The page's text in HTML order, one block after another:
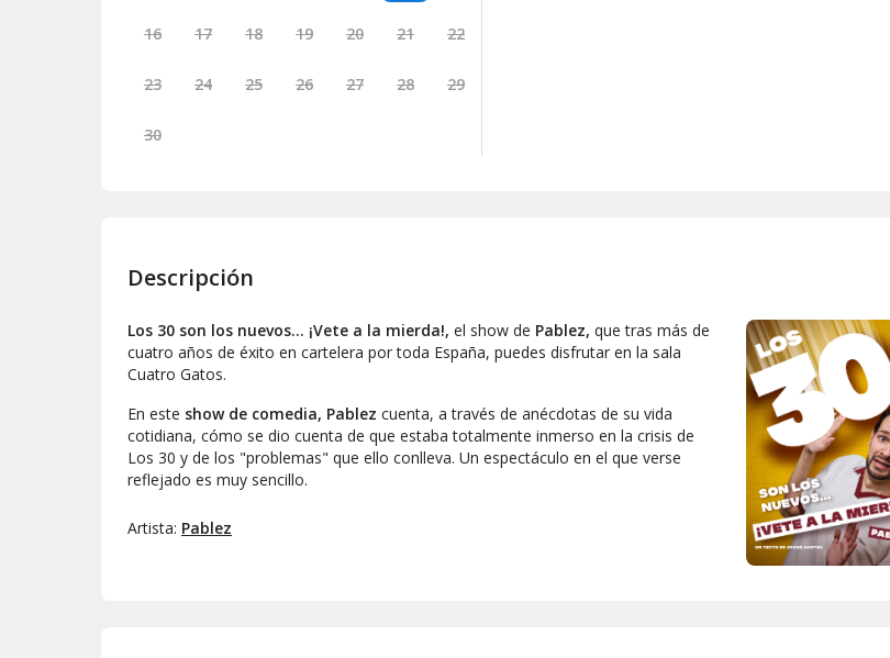
16 17 18 19 20 21 22
23 24 25 26 27 28 29
30
Descripción
Los 30 son los nuevos... ¡Vete a la mierda!, el show de Pablez, que tras más de
cuatro años de éxito en cartelera por toda España, puedes disfrutar en la sala
Cuatro Gatos.
En este show de comedia, Pablez cuenta, a través de anécdotas de su vida
cotidiana, cómo se dio cuenta de que estaba totalmente inmerso en la crisis de
Los 30 y de los "problemas" que ello conlleva. Un espectáculo en el que verse
reflejado es muy sencillo.
Artista: Pablez